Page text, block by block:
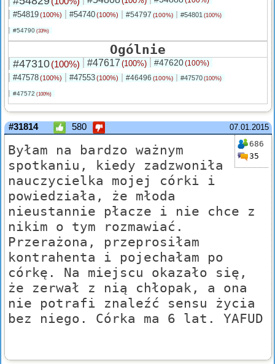
#54819(100%) #54740(100%) #54797 (100%) #54801 (100%)
#54790 (33%)
Ogólnie
#47310(100%) #47617 (100%) #47620(100%)
#47578(100%) #47553(100%) #46496 (100%) #47570 (100%)
#47572 (100%)
07.01.2015
#31814 580
686
35
Byłam na bardzo ważnym
spotkaniu, kiedy zadzwoniła
nauczycielka mojej córki i
powiedziała, że młoda
nieustannie płacze i nie chce z
nikim o tym rozmawiać.
Przerażona, przeprosiłam
kontrahenta i pojechałam po
córkę. Na miejscu okazało się,
że zerwał z nią chłopak, a ona
nie potrafi znaleźć sensu życia
bez niego. Córka ma 6 lat. YAFUD